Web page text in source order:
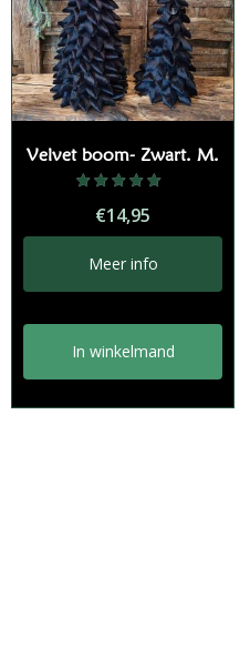
Velvet boom- Zwart. M.
5.00
uit 5
€14,95
Meer info
In winkelmand